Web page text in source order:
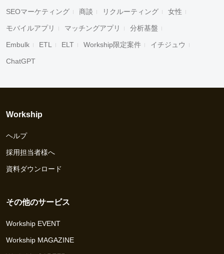
SEOマーケティング 商談 リクルーティング 女性
モバイルアプリ マッチングアプリ 分析基盤
Embulk ETL ELT Workship限定案件 イチジュウ
ChatGPT
Workship
ヘルプ
採用担当者様へ
資料ダウンロード
その他のサービス
Workship EVENT
Workship MAGAZINE